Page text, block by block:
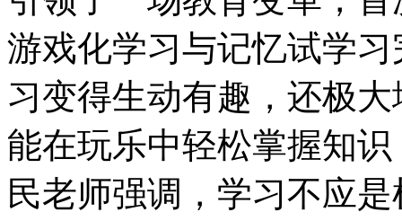
游戏化学习与记忆试学
习变得生动有趣，还极
能在玩乐中轻松掌握知
民老师强调，学习不应